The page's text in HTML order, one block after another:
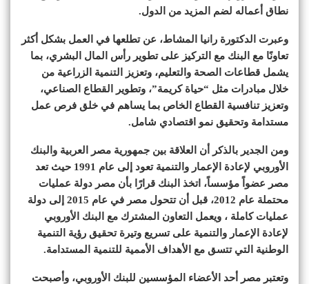
نطاق أعماله لضم المزيد من الدول.
وعبرت الدكتورة رانيا المشاط، عن تطلعها في العمل بشكل أكثر
تعاونًا مع البنك مع التركيز على تطوير رأس المال البشري، بما
يشمل قطاعات الصحة والتعليم، وتعزيز التنمية الزراعية من
خلال مبادرات مثل “حياة كريمة”، وتطوير القطاع الصناعي،
وتعزيز تنافسية القطاع الخاص بما يساهم في خلق فرص عمل
مستدامة وتحقيق نمو اقتصادي شامل.
ومن الجدير بالذكر أن العلاقة بين جمهورية مصر العربية والبنك
الأوروبي لإعادة الإعمار والتنمية تعود إلى عام 1991 حيث تعد
مصر عضواً مؤسساً، اتخذ البنك قرارًا بأن مصر دولة عمليات
محتملة عام 2012، قبل أن تتحول مصر في عام 2015 إلى دولة
عمليات كاملة ، ويعمل التعاون المشترك مع البنك الأوروبي
لإعادة الإعمار والتنمية على تسريع وتيرة تحقيق رؤية التنمية
الوطنية التي تتسق مع الأهداف الأممية للتنمية المستدامة.
وتعتبر مصر أحد الأعضاء المؤسسين للبنك الأوروبي، وأصبحت